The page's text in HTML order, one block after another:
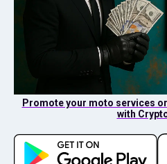
Promote your moto services
with